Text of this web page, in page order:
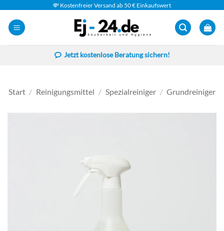
Inhalt
springen
💸 Kostenfreier Versand ab 50 € Einkaufswert
Jetzt kostenlose Beratung sichern!
Start / Reinigungsmittel / Spezialreiniger / Grundreiniger